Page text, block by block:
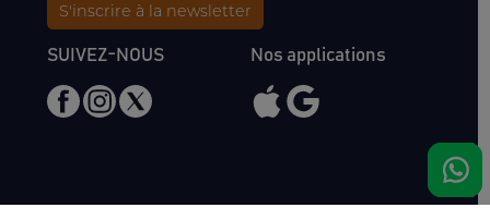
S'inscrire à la newsletter
SUIVEZ-NOUS Nos applications